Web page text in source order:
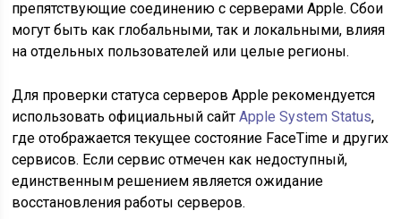
препятствующие соединению с серверами Apple. Сбои
могут быть как глобальными, так и локальными, влияя
на отдельных пользователей или целые регионы.
Для проверки статуса серверов Apple рекомендуется
использовать официальный сайтApple System Status,
где отображается текущее состояние FaceTime и других
сервисов. Если сервис отмечен как недоступный,
единственным решением является ожидание
восстановления работы серверов.